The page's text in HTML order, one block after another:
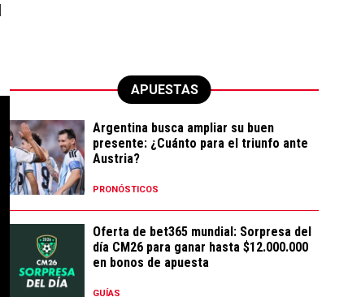
APUESTAS
Argentina busca ampliar su buen
presente: ¿Cuánto para el triunfo ante
Austria?
PRONÓSTICOS
Oferta de bet365 mundial: Sorpresa del
día CM26 para ganar hasta $12.000.000
en bonos de apuesta
GUÍAS